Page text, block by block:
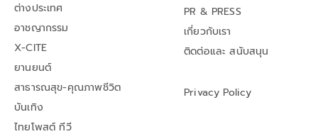
ต่างประเทศ
อาชญากรรม
X-CITE
ยานยนต์
สาธารณสุข-คุณภาพชีวิต
บันเทิง
ไทยโพสต์ ทีวี
PR & PRESS
เกี่ยวกับเรา
ติดต่อและ สนับสนุน
Privacy Policy